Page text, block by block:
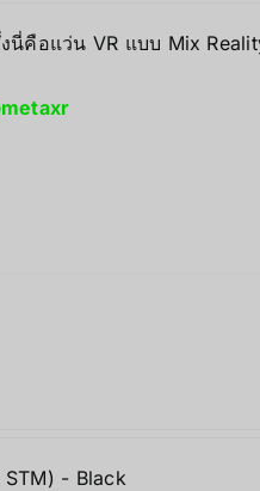
นี่คือแว่น VR แบบ Mix
STM) - Black